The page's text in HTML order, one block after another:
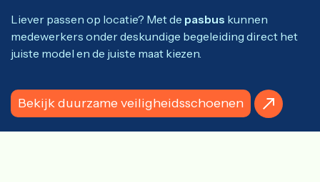
Liever passen op locatie? Met de pasbus kunnen
medewerkers onder deskundige begeleiding direct het
juiste model en de juiste maat kiezen.
Bekijk duurzame veiligheidsschoenen